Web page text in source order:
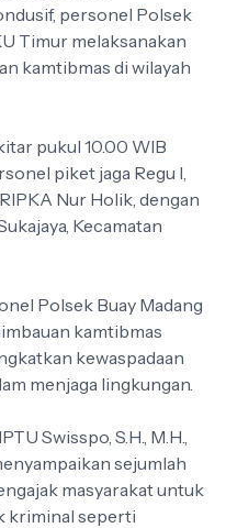
personel Polsek
Timur melaksanakan
kamtibmas di wilayah
pukul 10.00 WIB
piket jaga Regu I,
Nur Holik, dengan
Kecamatan
Polsek Buay Madang
kamtibmas
kewaspadaan
menjaga lingkungan.
Swisspo, S.H., M.H.,
sejumlah
masyarakat untuk
kriminal seperti